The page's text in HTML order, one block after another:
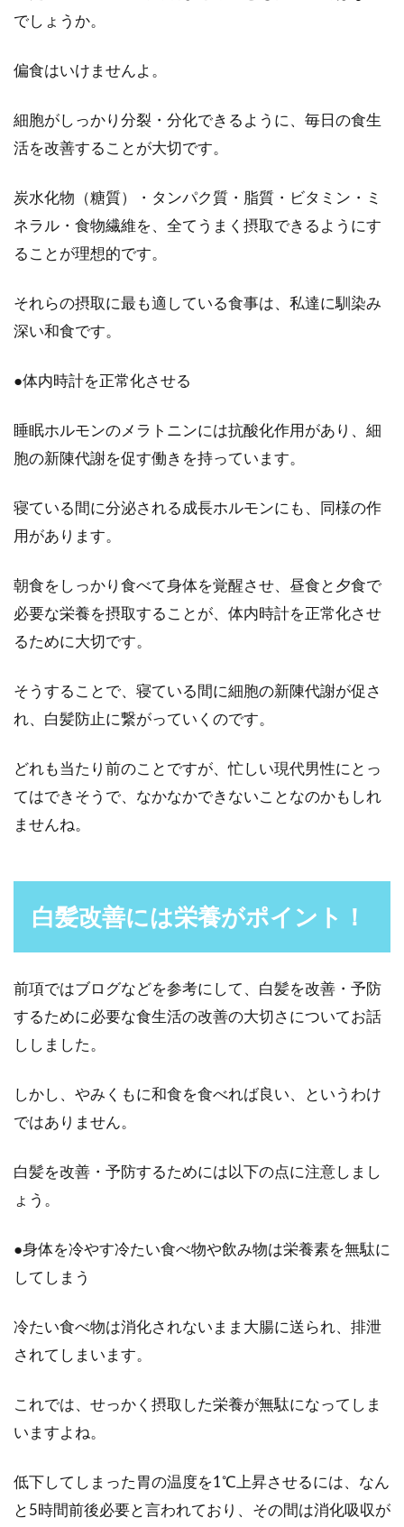
でしょうか。
偏食はいけませんよ。
細胞がしっかり分裂・分化できるように、毎日の食生
活を改善することが大切です。
炭水化物（糖質）・タンパク質・脂質・ビタミン・ミ
ネラル・食物繊維を、全てうまく摂取できるようにす
ることが理想的です。
それらの摂取に最も適している食事は、私達に馴染み
深い和食です。
●体内時計を正常化させる
睡眠ホルモンのメラトニンには抗酸化作用があり、細
胞の新陳代謝を促す働きを持っています。
寝ている間に分泌される成長ホルモンにも、同様の作
用があります。
朝食をしっかり食べて身体を覚醒させ、昼食と夕食で
必要な栄養を摂取することが、体内時計を正常化させ
るために大切です。
そうすることで、寝ている間に細胞の新陳代謝が促さ
れ、白髪防止に繋がっていくのです。
どれも当たり前のことですが、忙しい現代男性にとっ
てはできそうで、なかなかできないことなのかもしれ
ませんね。
白髪改善には栄養がポイント！
前項ではブログなどを参考にして、白髪を改善・予防
するために必要な食生活の改善の大切さについてお話
ししました。
しかし、やみくもに和食を食べれば良い、というわけ
ではありません。
白髪を改善・予防するためには以下の点に注意しまし
ょう。
●身体を冷やす冷たい食べ物や飲み物は栄養素を無駄に
してしまう
冷たい食べ物は消化されないまま大腸に送られ、排泄
されてしまいます。
これでは、せっかく摂取した栄養が無駄になってしま
いますよね。
低下してしまった胃の温度を1℃上昇させるには、なん
と5時間前後必要と言われており、その間は消化吸収が